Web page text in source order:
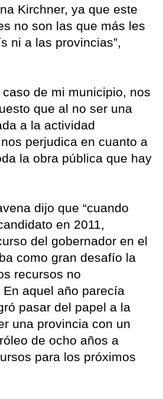
Kirchner, ya que este
no son las que más les
ni a las provincias”,
caso de mi municipio, nos
que al no ser una
a la actividad
perjudica en cuanto a
la obra pública que hay
dijo que “cuando
en 2011,
del gobernador en el
como gran desafío la
recursos no
aquel año parecía
pasar del papel a la
una provincia con un
de ocho años a
para los próximos